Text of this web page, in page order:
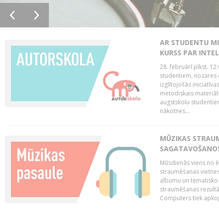
AR STUDENTU
KURSS PAR
28. februārī plkst.
studentiem,
izglītojošās
metodiskais
augstskolu
nākotnes...
MŪZIKAS
Mūsdienās viens no
straumēšanas
albumu un
straumēšanas
Computers tiek